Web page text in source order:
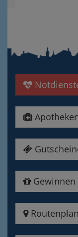
Gewinnen
Routenplan